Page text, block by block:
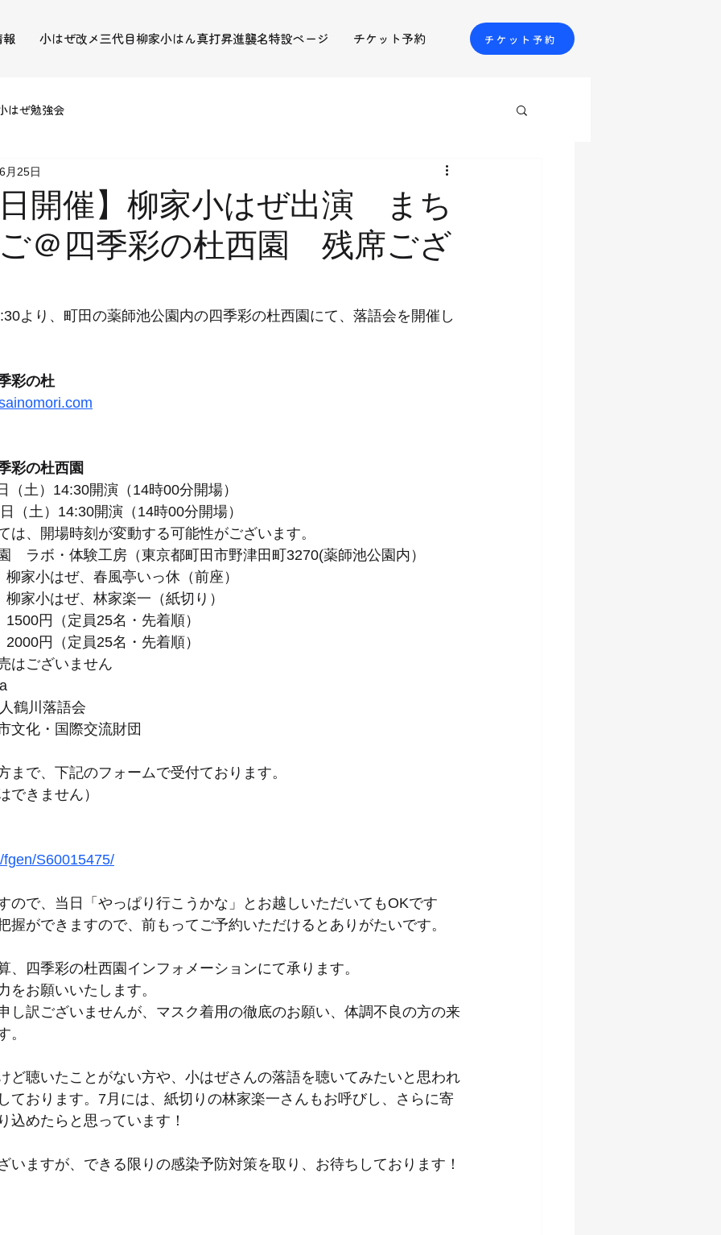
小はぜ改メ三代目柳家小はん真打昇進襲名特設ページ チケット予約 チケット予約
はぜ勉強会
開催】柳家小はぜ出演 まち
＠四季彩の杜西園 残席ござ
月25日
より、町田の薬師池公園内の四季彩の杜西園にて、落語会を開催し
彩の杜
彩の杜西園
（土）14:30開演（14時00分開場）
開演（14時00分開場）
場時刻が変動する可能性がございます。
　ラボ・体験工房（東京都町田市野津田町3270(薬師池公園内）
家小はぜ、春風亭いっ休（前座）
小はぜ、林家楽一（紙切り）
円（定員25名・先着順）
円（定員25名・先着順）
ざいません
鶴川落語会
文化・国際交流財団
まで、下記のフォームで受付ております。
できません）
S60015475/
ので、当日「やっぱり行こうかな」とお越しいただいてもOKです
握ができますので、前もってご予約いただけるとありがたいです。
、四季彩の杜西園インフォメーションにて承ります。
をお願いいたします。
し訳ございませんが、マスク着用の徹底のお願い、体調不良の方の来
。
ど聴いたことがない方や、小はぜさんの落語を聴いてみたいと思われ
ております。7月には、紙切りの林家楽一さんもお呼びし、さらに寄
込めたらと思っています！
いますが、できる限りの感染予防対策を取り、お待ちしております！